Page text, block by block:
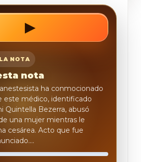
▶REPRODUCIR
NOTA
nota
ha conmocionado
este médico, identificado
Quintella Bezerra, abusó
una mujer mientras le
cesárea. Acto que fue